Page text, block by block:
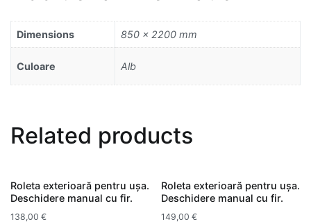
Dimensions 850 × 2200 mm
Culoare Alb
Related products
Roleta exterioară pentru ușa.
Deschidere manual cu fir.
138,00 €
Roleta exterioară pentru ușa.
Deschidere manual cu fir.
149,00€